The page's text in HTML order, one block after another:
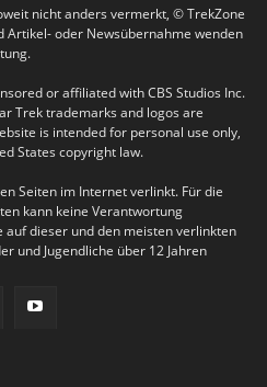
nicht anders vermerkt, © TrekZone
Artikel- oder Newsübernahme wenden
or affiliated with CBS Studios Inc.
Trek trademarks and logos are
is intended for personal use only,
States copyright law.
Seiten im Internet verlinkt. Für die
kann keine Verantwortung
dieser und den meisten verlinkten
und Jugendliche über 12 Jahren